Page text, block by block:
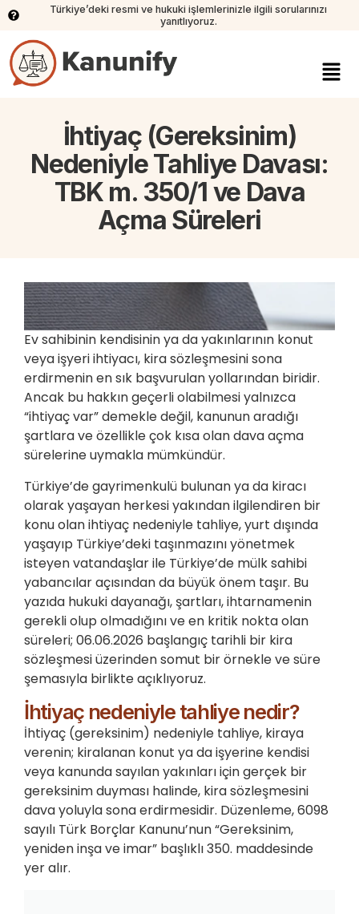
Türkiye’deki resmi ve hukuki işlemlerinizle ilgili sorularınızı
yanıtlıyoruz.
İhtiyaç (Gereksinim)
Nedeniyle Tahliye Davası:
TBK m. 350/1 ve Dava
Açma Süreleri
Ev sahibinin kendisinin ya da yakınlarının konut
veya işyeri ihtiyacı, kira sözleşmesini sona
erdirmenin en sık başvurulan yollarından biridir.
Ancak bu hakkın geçerli olabilmesi yalnızca
“ihtiyaç var” demekle değil, kanunun aradığı
şartlara ve özellikle çok kısa olan dava açma
sürelerine uymakla mümkündür.
Türkiye’de gayrimenkulü bulunan ya da kiracı
olarak yaşayan herkesi yakından ilgilendiren bir
konu olan ihtiyaç nedeniyle tahliye, yurt dışında
yaşayıp Türkiye’deki taşınmazını yönetmek
isteyen vatandaşlar ile Türkiye’de mülk sahibi
yabancılar açısından da büyük önem taşır. Bu
yazıda hukuki dayanağı, şartları, ihtarnamenin
gerekli olup olmadığını ve en kritik nokta olan
süreleri; 06.06.2026 başlangıç tarihli bir kira
sözleşmesi üzerinden somut bir örnekle ve süre
şemasıyla birlikte açıklıyoruz.
İhtiyaç nedeniyle tahliye nedir?
İhtiyaç (gereksinim) nedeniyle tahliye, kiraya
verenin; kiralanan konut ya da işyerine kendisi
veya kanunda sayılan yakınları için gerçek bir
gereksinim duyması halinde, kira sözleşmesini
dava yoluyla sona erdirmesidir. Düzenleme, 6098
sayılı Türk Borçlar Kanunu’nun “Gereksinim,
yeniden inşa ve imar” başlıklı 350. maddesinde
yer alır.